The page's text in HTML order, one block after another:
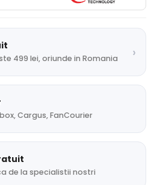
499 lei, oriunde in Romania ›
Cargus, FanCourier
de la specialistii nostri